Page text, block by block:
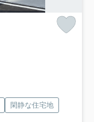
閑静な住宅地